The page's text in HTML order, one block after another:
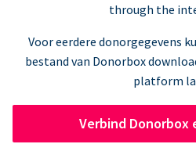
through the
Voor eerdere donorgegevens
bestand van Donorbox
platform
Verbind Donorbox